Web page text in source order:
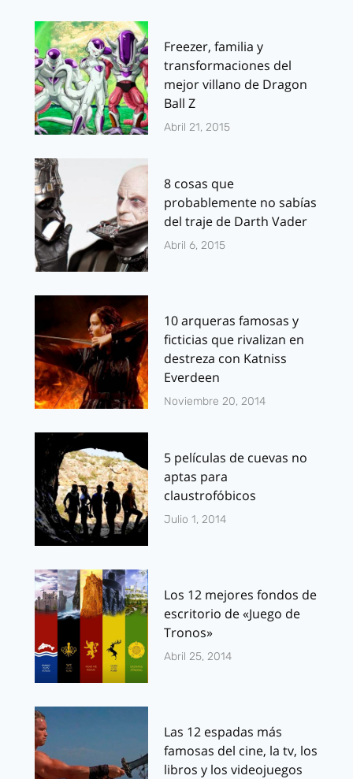
Freezer, familia y
transformaciones del
mejor villano de Dragon
Ball Z
Abril 21, 2015
8 cosas que
probablemente no sabías
del traje de Darth Vader
Abril 6, 2015
10 arqueras famosas y
ficticias que rivalizan en
destreza con Katniss
Everdeen
Noviembre 20, 2014
5 películas de cuevas no
aptas para
claustrofóbicos
Julio 1, 2014
Los 12 mejores fondos de
escritorio de «Juego de
Tronos»
Abril 25, 2014
Las 12 espadas más
famosas del cine, la tv, los
libros y los videojuegos